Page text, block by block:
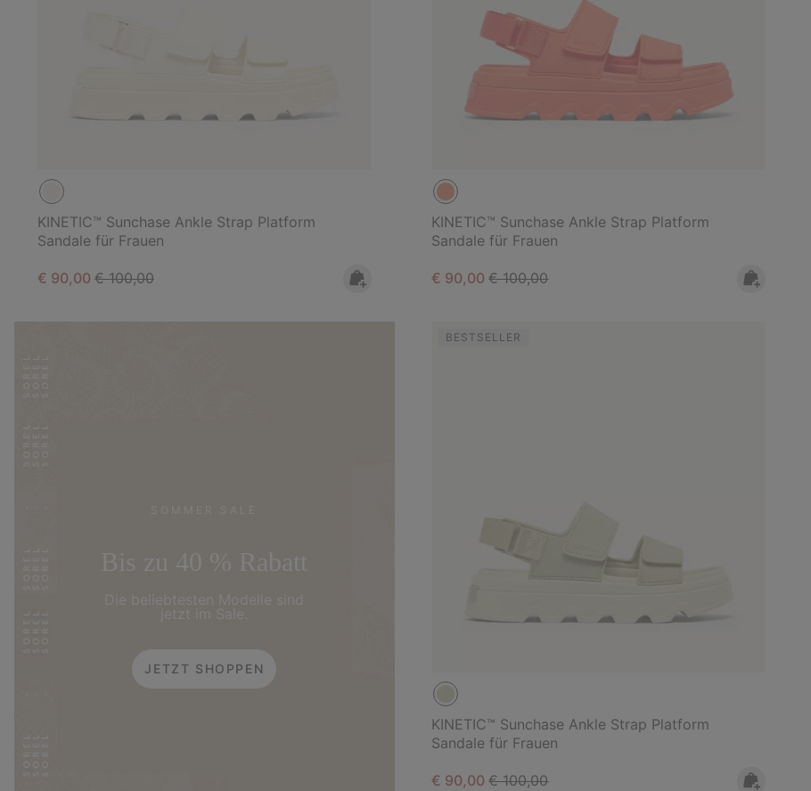
KINETIC™ Sunchase Ankle Strap Platform
Sandale für Frauen
Sale price:
€ 90,00 Regular price:
€ 100,00
KINETIC™ Sunchase Ankle Strap Platform
Sandale für Frauen
Sale price:
€ 90,00Regular price:
€ 100,00
JETZT SHOPPEN
BESTSELLER
KINETIC™ Sunchase Ankle Strap Platform
Sandale für Frauen
Sale price:
€ 90,00Regular price:
€ 100,00